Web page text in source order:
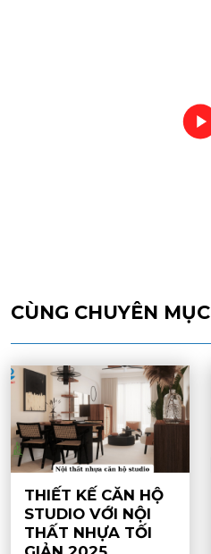
CÙNG CHUYÊN MỤC
THIẾT KẾ CĂN HỘ
STUDIO VỚI NỘI
THẤT NHỰA TỐI